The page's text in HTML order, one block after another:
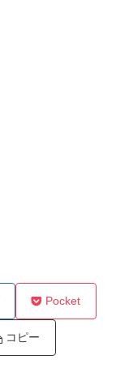
Pocket
コピー